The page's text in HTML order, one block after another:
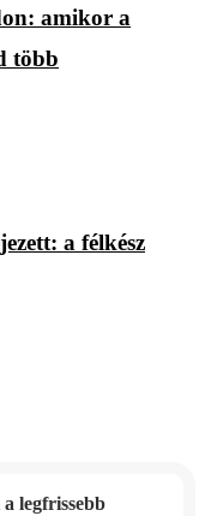
amikor a
több
a félkész
legfrissebb